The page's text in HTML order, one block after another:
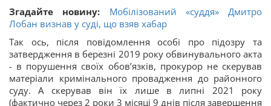
Згадайте новину:
Мобілізований «суддя» Дмитро
Лобан визнав у суді, що взяв хабар
Так ось, після повідомлення особі про підозру та
затвердження в березні 2019 року обвинувального акта
- в порушення своїх обов’язків, прокурор не скерував
матеріали кримінального провадження до районного
суду. А скерував він їх лише в липні 2021 року
(фактично через 2 роки 3 місяці 9 днів після завершення